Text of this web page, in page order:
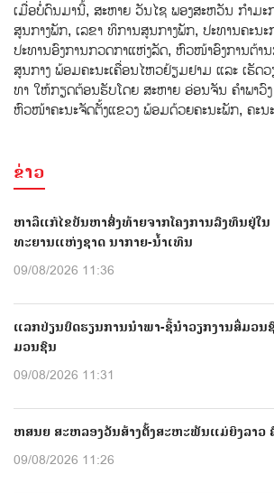
ເມ່ືອບ່ໍດົນມານ້ີ, ສະຫາຍ ວັນໄຊ ພອງສະຫວັນ ກໍາມະ
ສູນກາງພັກ, ເລຂາ ທິການສູນກາງພັກ, ປະທານຄະນ
ປະທານອົງການກວດກາແຫ່ງລັດ, ຫົວໜ້າອົງການຕ້າ
ສູນກາງ ພ້ອມຄະນະເຄື່ອນໄຫວຢ້ຽມຢາມ ແລະ ເຮັດ
ທາ ໃຫ້ກຽດຕ້ອນຮັບໂດຍ ສະຫາຍ ອ່ອນຈັນ ຄຳພາວົງ
ຫົວໜ້າຄະນະຈັດຕັ້ງແຂວງ ພ້ອມດ້ວຍຄະນະພັກ, ຄະນ
ຂ່າວ
ຫາລືແກ້ໄຂບັນຫາສົ່ງທ້າຍຈາກໂຄງການລົງທຶນຢູ່ໃ
ທະຍານແຫ່ງຊາດ ນາກາຍ-ນໍ້າເທີນ
09/08/2026 11:36
ແລກປ່ຽນບົດຮຽນການນຳພາ-ຊີ້ນຳວຽກງານສື່ມວນ
ມວນຊົນ
09/08/2026 11:31
ຫສນຍ ສະຫລອງວັນສ້າງຕັ້ງສະຫະພັນແມ່ຍິງລາວ
09/08/2026 11:26